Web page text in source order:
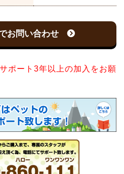
お問い合わせ
ポート3年以上の加入をお願